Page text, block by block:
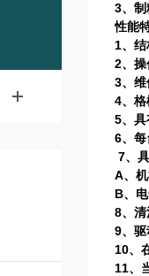
3、
性能
1、
2、
3、
4、
5、
6、
7、
A、
B、
8、
9、
10、
11、